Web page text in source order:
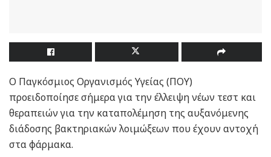
Ο Παγκόσμιος Οργανισμός Υγείας (ΠΟΥ)
προειδοποίησε σήμερα για την έλλειψη νέων τεστ και
θεραπειών για την καταπολέμηση της αυξανόμενης
διάδοσης βακτηριακών λοιμώξεων που έχουν αντοχή
στα φάρμακα.